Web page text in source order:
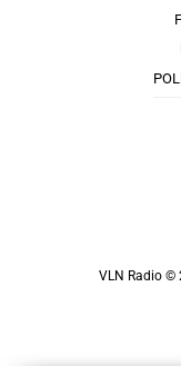
VLN Radio ©